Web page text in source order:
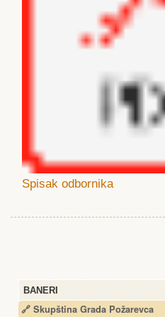
BANERI
🔗 Skupština Grada Požarevca
Spisak odbornika